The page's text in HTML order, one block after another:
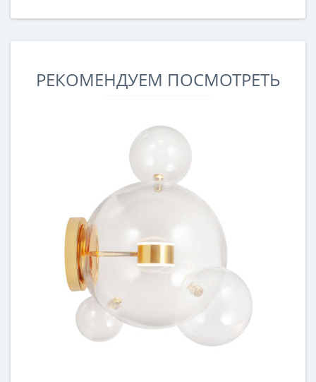
РЕКОМЕНДУЕМ ПОСМОТРЕТЬ